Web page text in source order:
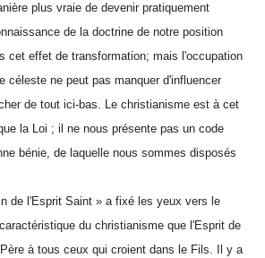
plus vraie de devenir pratiquement
de la doctrine de notre position
cet effet de transformation; mais l'occupation
céleste ne peut pas manquer d'influencer
de tout ici-bas. Le christianisme est à cet
la Loi ; il ne nous présente pas un code
bénie, de laquelle nous sommes disposés
Saint » a fixé les yeux vers le
du christianisme que l'Esprit de
à tous ceux qui croient dans le Fils. Il y a